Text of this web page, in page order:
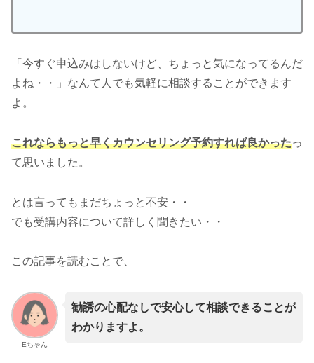
「今すぐ申込みはしないけど、ちょっと気になってるんだ
よね・・」なんて人でも気軽に相談することができます
よ。
これならもっと早くカウンセリング予約すれば良かったっ
て思いました。
とは言ってもまだちょっと不安・・
でも受講内容について詳しく聞きたい・・
この記事を読むことで、
Eちゃん
勧誘の心配なしで安心して相談できることが
わかりますよ。